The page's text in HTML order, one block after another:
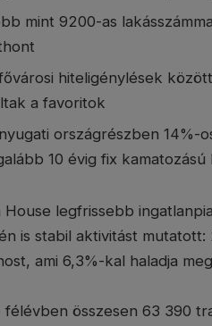
mint 9200-as
hiteligénylések
a favoritok
országrészben 14%-
10 évig fix
House legfrissebb
is stabil aktivitást
ami 6,3%-kal haladja
félévben összesen 63 390